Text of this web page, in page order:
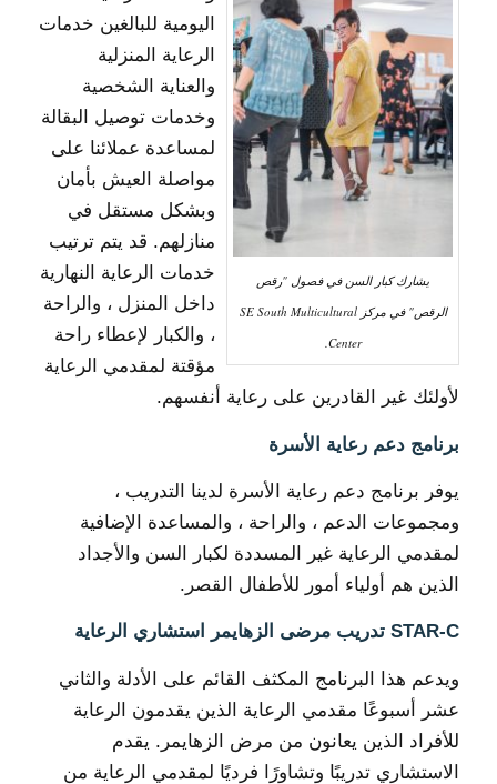
يشارك كبار السن في فصول "رقص
الرقص" في مركز SE South Multicultural
Center.
اليومية للبالغين خدمات
الرعاية المنزلية
والعناية الشخصية
وخدمات توصيل البقالة
لمساعدة عملائنا على
مواصلة العيش بأمان
وبشكل مستقل في
منازلهم. قد يتم ترتيب
خدمات الرعاية النهارية
داخل المنزل ، والراحة
، والكبار لإعطاء راحة
مؤقتة لمقدمي الرعاية
لأولئك غير القادرين على رعاية أنفسهم.
برنامج دعم رعاية الأسرة
يوفر برنامج دعم رعاية الأسرة لدينا التدريب ،
ومجموعات الدعم ، والراحة ، والمساعدة الإضافية
لمقدمي الرعاية غير المسددة لكبار السن والأجداد
الذين هم أولياء أمور للأطفال القصر.
STAR-C تدريب مرضى الزهايمر استشاري الرعاية
ويدعم هذا البرنامج المكثف القائم على الأدلة والثاني
عشر أسبوعًا مقدمي الرعاية الذين يقدمون الرعاية
للأفراد الذين يعانون من مرض الزهايمر. يقدم
الاستشاري تدريبًا وتشاورًا فرديًا لمقدمي الرعاية من